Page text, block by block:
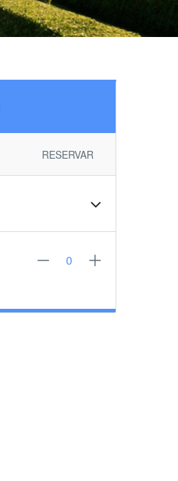
RESERVAR